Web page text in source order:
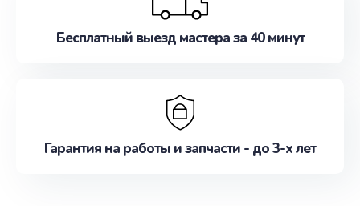
Бесплатный выезд мастера за 40 минут
Гарантия на работы и запчасти - до 3-х лет